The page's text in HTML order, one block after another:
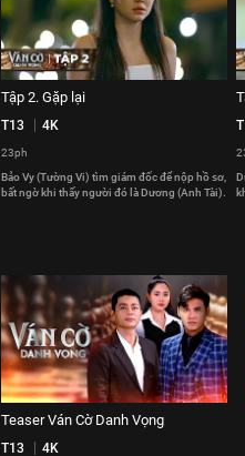
Tập 2. Gặp lại
T13 4K
23ph
Bảo Vy (Tường Vi) tìm giám đốc để nộp hồ sơ,
bất ngờ khi thấy người đó là Dương (Anh Tài).
Teaser Ván Cờ Danh Vọng
T13 4K